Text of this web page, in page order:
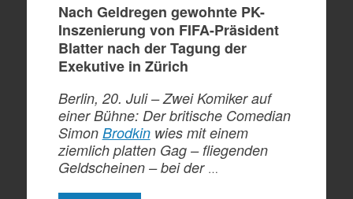
Nach Geldregen gewohnte PK-
Inszenierung von FIFA-Präsident
Blatter nach der Tagung der
Exekutive in Zürich
Berlin, 20. Juli – Zwei Komiker auf
einer Bühne: Der britische Comedian
Simon Brodkinwies mit einem
ziemlich platten Gag – fliegenden
Geldscheinen – bei der …